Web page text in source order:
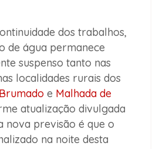
dos trabalhos,
de água permanece
suspenso tanto nas
localidades rurais dos
Brumado e Malhada de
atualização divulgada
nova previsão é que o
na noite desta